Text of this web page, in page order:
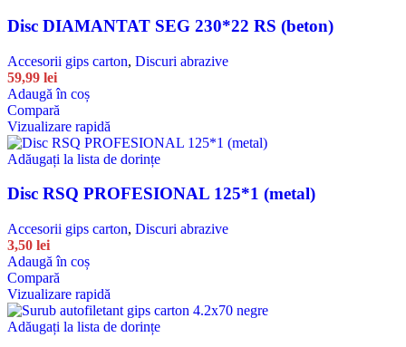
Disc DIAMANTAT SEG 230*22 RS (beton)
Accesorii gips carton, Discuri abrazive
59,99 lei
Adaugă în coș
Compară
Vizualizare rapidă
Adăugați la lista de dorințe
Disc RSQ PROFESIONAL 125*1 (metal)
Accesorii gips carton, Discuri abrazive
3,50 lei
Adaugă în coș
Compară
Vizualizare rapidă
Adăugați la lista de dorințe